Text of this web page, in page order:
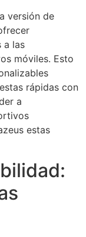
versión de
a las
móviles. Esto
rápidas con
a
estas